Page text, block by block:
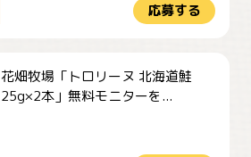
応募する
花畑牧場「トロリーヌ 北海道鮭
25g×2本」無料モニターを...